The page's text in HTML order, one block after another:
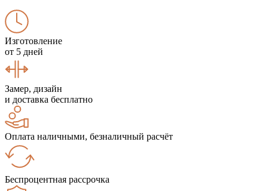
Изготовление
от 5 дней
Замер, дизайн
и доставка бесплатно
Оплата наличными, безналичный расчёт
Беспроцентная рассрочка